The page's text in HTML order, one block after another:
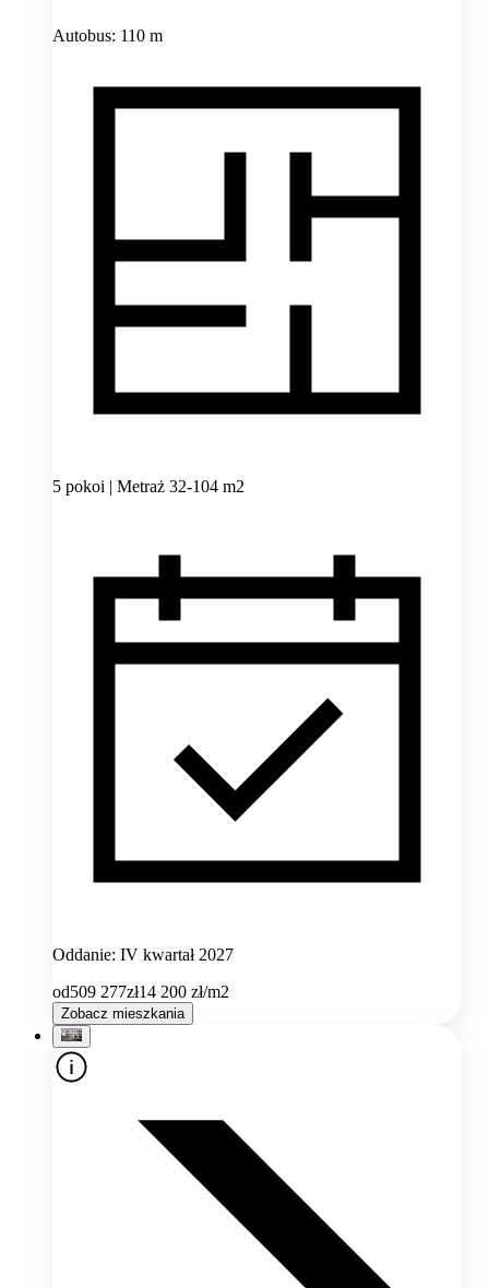
Autobus: 110 m
5 pokoi | Metraż 32-104 m2
Oddanie: IV kwartał 2027
od509 277zł14 200 zł/m2
Zobacz mieszkania